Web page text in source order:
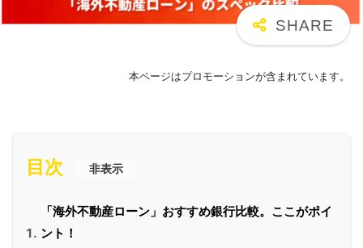
本ページはプロモーションが含まれています。
目次 非表示
「海外不動産ローン」おすすめ銀行比較。ここがポイ
ント！